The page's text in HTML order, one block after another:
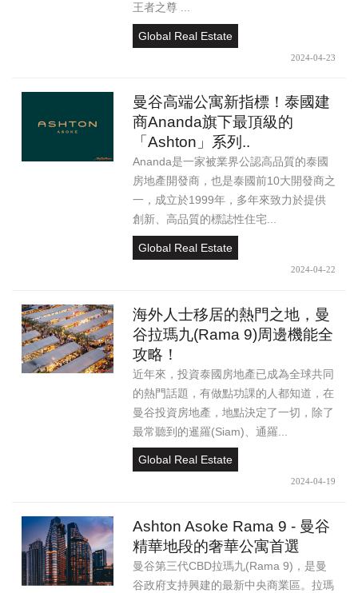
王者之尊 ...
Global Real Estate
2024-04-23
曼谷高端公寓新指標！泰國建
商Ananda旗下最頂級的
「Ashton」系列..
Ananda是一家被業界公認高品質的泰國
房地產開發商，也是泰國前10大開發商之
一，成立於1999年，多年來致力於提供
創新、高品質的標誌性住宅...
Global Real Estate
2024-04-22
海外人士移居的熱門之地，曼
谷拉瑪九(Rama 9)周邊機能全
攻略！
近年來，投資泰國房地產已成為全球共同
的熱門話題，有做點功課的人都知道，在
曼谷投資房地產，地點決定了一切，除了
最常聽到的暹羅(Siam)、通羅...
Global Real Estate
2024-04-19
Ashton Asoke Rama 9 - 曼谷
精華地段的奢華公寓首選
曼谷第三代CBD拉瑪九(Rama 9)，是曼
谷政府支持興建的最新中央商業區。拉瑪